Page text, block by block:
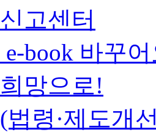
신고센터
e-book 바꾸
희망으로!
(법령·제도개